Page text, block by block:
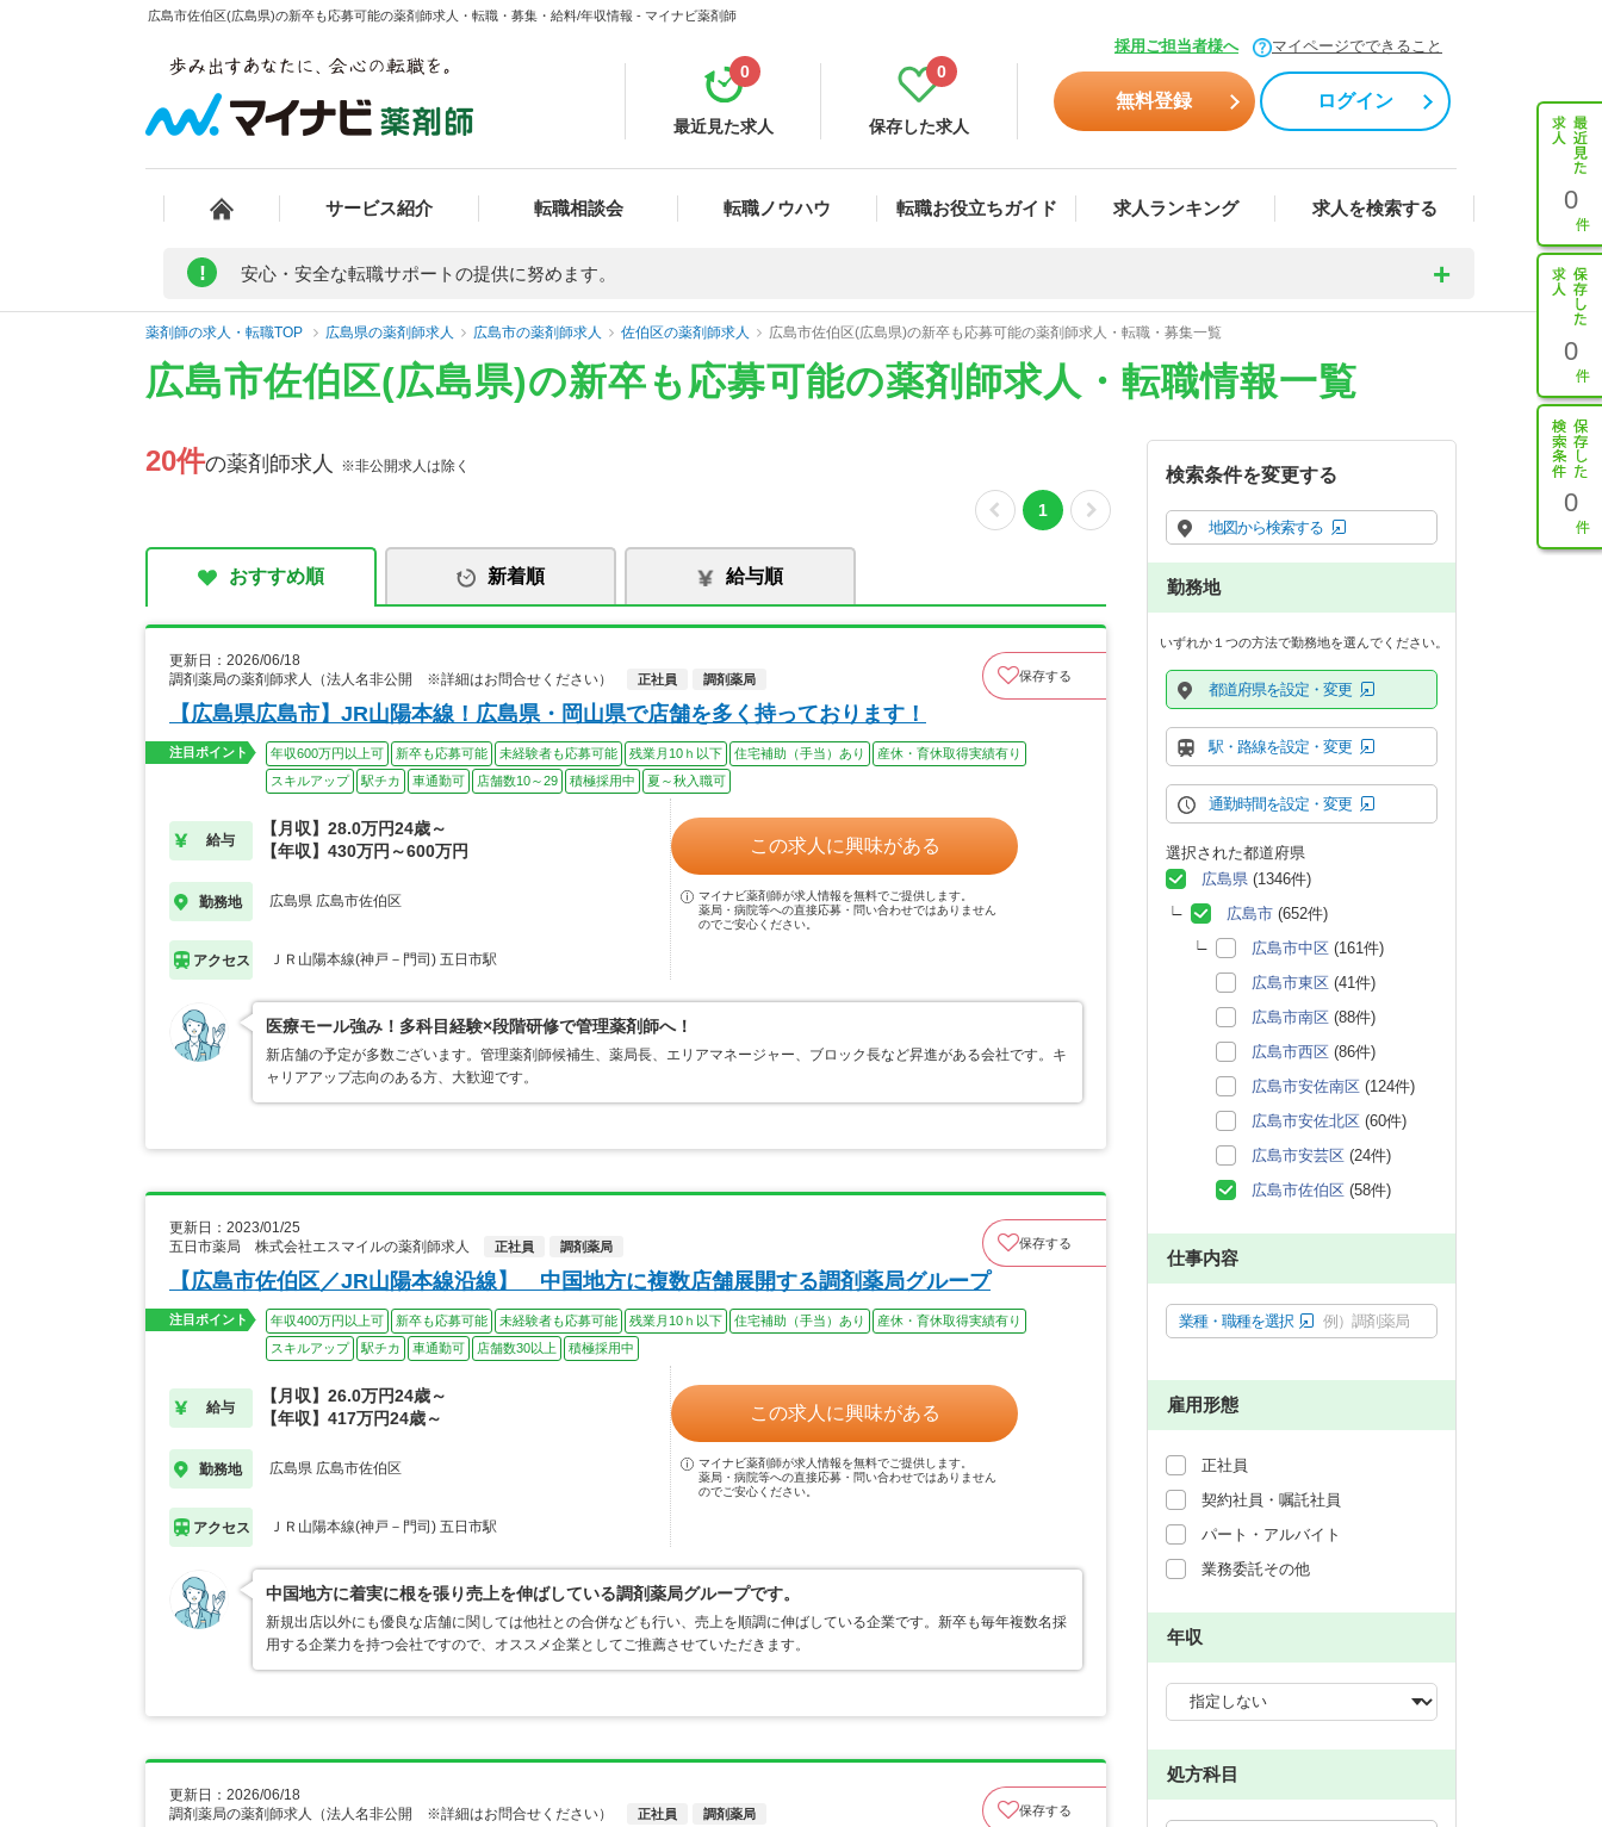
広島市佐伯区(広島県)の新卒も応募可能の薬剤師求人・転職・募集・給料/年収情報 - マイナビ薬剤師
採用ご担当者様へ マイページでできること
最近見た求人
0
保存した求人
0
無料登録 ログイン
サービス紹介 転職相談会 転職ノウハウ 転職お役立ちガイド 求人ランキング 求人を検索する 0
0
0
! 安心・安全な転職サポートの提供に努めます。
薬剤師の求人・転職TOP 広島県の薬剤師求人 広島市の薬剤師求人 佐伯区の薬剤師求人 広島市佐伯区(広島県)の新卒も応募可能の薬剤師求人・転職・募集一覧
広島市佐伯区(広島県)の新卒も応募可能の薬剤師求人・転職情報一覧
20件の薬剤師求人 ※非公開求人は除く
1
おすすめ順 新着順 給与順
更新日：2026/06/18
調剤薬局の薬剤師求人（法人名非公開 ※詳細はお問合せください）
正社員 調剤薬局 保存する
【広島県広島市】JR山陽本線！広島県・岡山県で店舗を多く持っております！
注目ポイント 年収600万円以上可 新卒も応募可能 未経験者も応募可能 残業月10ｈ以下 住宅補助（手当）あり
産休・育休取得実績有り
スキルアップ
駅チカ 車通勤可 店舗数10～29 積極採用中 夏～秋入職可
給与
【月収】28.0万円24歳～
【年収】430万円～600万円
勤務地 広島県 広島市佐伯区
アクセス ＪＲ山陽本線(神戸－門司) 五日市駅
この求人に興味がある
マイナビ薬剤師が求人情報を無料でご提供します。
薬局・病院等への直接応募・問い合わせではありません
のでご安心ください。
医療モール強み！多科目経験×段階研修で管理薬剤師へ！
新店舗の予定が多数ございます。管理薬剤師候補生、薬局長、エリアマネージャー、ブロック長など昇進がある会社です。キ
ャリアアップ志向のある方、大歓迎です。
更新日：2023/01/25
五日市薬局 株式会社エスマイルの薬剤師求人
正社員 調剤薬局 保存する
【広島市佐伯区／JR山陽本線沿線】 中国地方に複数店舗展開する調剤薬局グループ
注目ポイント 年収400万円以上可 新卒も応募可能 未経験者も応募可能 残業月10ｈ以下 住宅補助（手当）あり
産休・育休取得実績有り
スキルアップ
駅チカ 車通勤可 店舗数30以上 積極採用中
給与
【月収】26.0万円24歳～
【年収】417万円24歳～
勤務地 広島県 広島市佐伯区
アクセス ＪＲ山陽本線(神戸－門司) 五日市駅
この求人に興味がある
マイナビ薬剤師が求人情報を無料でご提供します。
薬局・病院等への直接応募・問い合わせではありません
のでご安心ください。
中国地方に着実に根を張り売上を伸ばしている調剤薬局グループです。
新規出店以外にも優良な店舗に関しては他社との合併なども行い、売上を順調に伸ばしている企業です。新卒も毎年複数名採
用する企業力を持つ会社ですので、オススメ企業としてご推薦させていただきます。
更新日：2026/06/18
調剤薬局の薬剤師求人（法人名非公開 ※詳細はお問合せください）
正社員 調剤薬局 保存する
検索条件を変更する
地図から検索する
勤務地
いずれか１つの方法で勤務地を選んでください。
都道府県を設定・変更
駅・路線を設定・変更
通勤時間を設定・変更
選択された都道府県
広島県 (1346件)
広島市 (652件)
広島市中区 (161件)
広島市東区 (41件)
広島市南区 (88件)
広島市西区 (86件)
広島市安佐南区 (124件)
広島市安佐北区 (60件)
広島市安芸区 (24件)
広島市佐伯区 (58件)
仕事内容
業種・職種を選択 例）調剤薬局
雇用形態
正社員
契約社員・嘱託社員
パート・アルバイト
業務委託その他
年収
処方科目